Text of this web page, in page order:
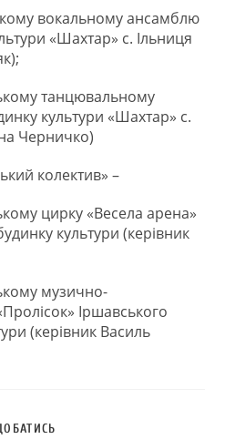
вокальному ансамблю
«Шахтар» с. Ільниця
танцювальному
культури «Шахтар» с.
Черничко)
колектив» –
цирку «Весела арена»
культури (керівник
музично-
Іршавського
(керівник Василь